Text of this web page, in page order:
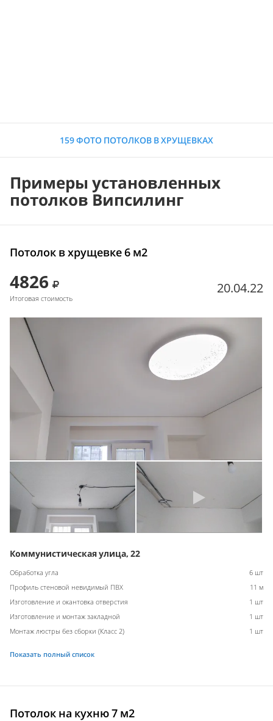
159 ФОТО ПОТОЛКОВ В ХРУЩЕВКАХ
Примеры установленных
потолков Випсилинг
Потолок в хрущевке 6 м2
4826
Итоговая стоимость
20.04.22
Коммунистическая улица, 22
Обработка угла
6 шт
Профиль стеновой невидимый ПВХ
11 м
Изготовление и окантовка отверстия
1 шт
Изготовление и монтаж закладной
1 шт
Монтаж люстры без сборки (Класс 2)
1 шт
Показать полный список
Потолок на кухню 7 м2